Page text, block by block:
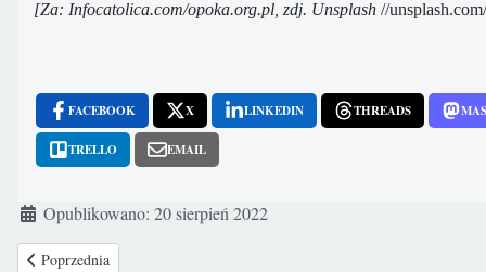
[Za: Infocatolica.com/opoka.org.pl, zdj. Unsplash //
FACEBOOK X LINKEDIN THREADS
TRELLO EMAIL
Szczegóły
Opublikowano: 20 sierpień 2022
Poprzednia strona: Manipulacja definicją terminu „płód”, w celu
Poprzednia